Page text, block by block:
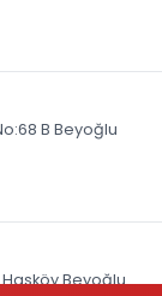
B Beyoğlu
Beyoğlu